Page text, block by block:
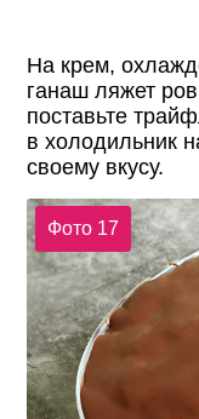
На крем,
ганаш ляжет
поставьте
в холодильник
своему вкусу.
Фото 17